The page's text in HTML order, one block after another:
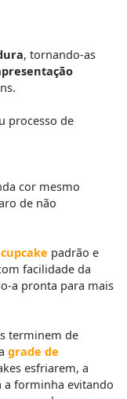
, tornando-as
processo de
cor mesmo
de não
padrão e
facilidade da
a pronta para mais
terminem de
grade de
esfriarem, a
forminha evitando